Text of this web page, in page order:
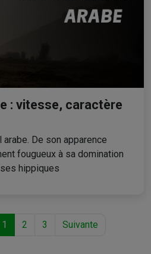
: vitesse, caractère
De son apparence
fougueux à sa domination
hippiques
1 2 3 Suivante